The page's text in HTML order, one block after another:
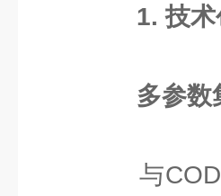
1. 技
多参数
与